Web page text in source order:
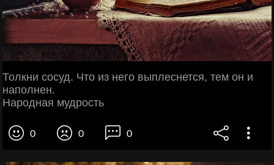
Толкни сосуд. Что из него выплеснется, тем он и
наполнен.
Народная мудрость
0 0 0